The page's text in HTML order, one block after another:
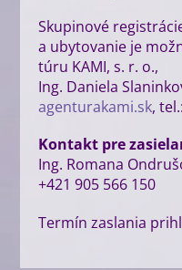
Sku­pi­no­vé
a uby­to­va­nie je
tú­ru KAMI, s. r. o.,
Ing. Danie­la
agenturakami.​sk,
Kon­takt pre
Ing. Roma­na
+421 905 566 150
Ter­mín zasla­nia